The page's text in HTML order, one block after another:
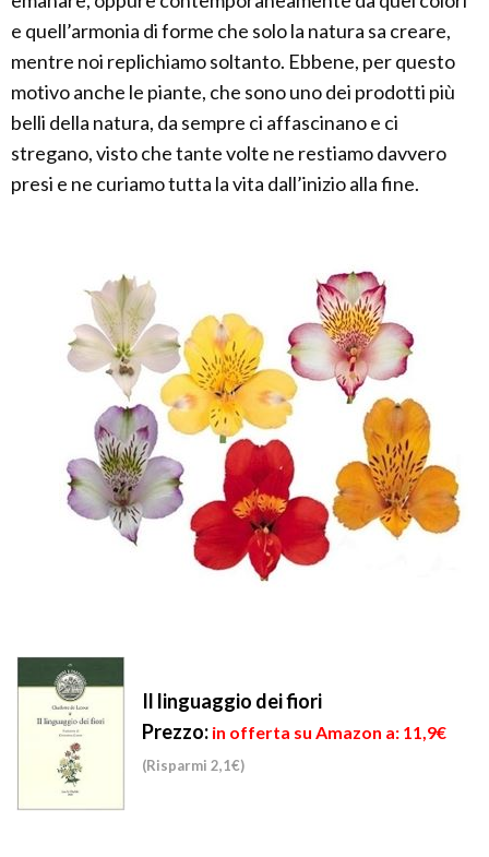
e quell’armonia di forme che solo la natura sa creare,
mentre noi replichiamo soltanto. Ebbene, per questo
motivo anche le piante, che sono uno dei prodotti più
belli della natura, da sempre ci affascinano e ci
stregano, visto che tante volte ne restiamo davvero
presi e ne curiamo tutta la vita dall’inizio alla fine.
Il linguaggio dei fiori
Prezzo: in offerta su Amazon a: 11,9€
(Risparmi 2,1€)